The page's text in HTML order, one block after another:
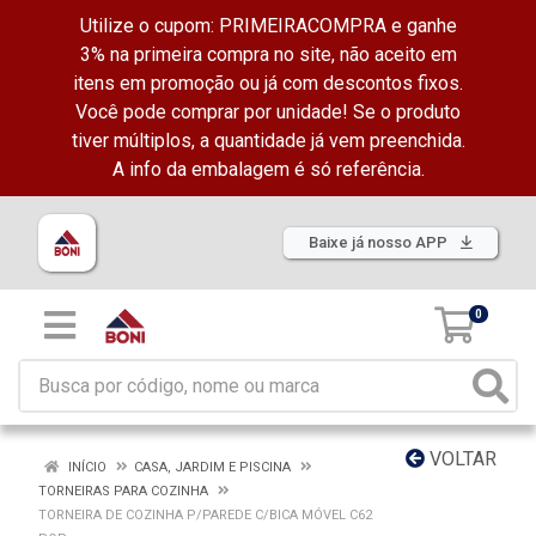
Utilize o cupom: PRIMEIRACOMPRA e ganhe
3% na primeira compra no site, não aceito em
itens em promoção ou já com descontos fixos.
Você pode comprar por unidade! Se o produto
tiver múltiplos, a quantidade já vem preenchida.
A info da embalagem é só referência.
Baixe já nosso APP
0
VOLTAR
INÍCIO
CASA, JARDIM E PISCINA
TORNEIRAS PARA COZINHA
TORNEIRA DE COZINHA P/PAREDE C/BICA MÓVEL C62